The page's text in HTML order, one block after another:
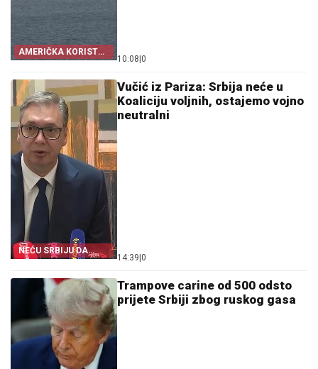
AMERIČKA KORIST
OD KRIZE
10:08 0
NEĆU SRBIJU DA
UVLAČIM U SUKOBE
Vučić iz Pariza: Srbija neće u
Koaliciju voljnih, ostajemo vojno
neutralni
14:39 0
Trampove carine od 500 odsto
prijete Srbiji zbog ruskog gasa